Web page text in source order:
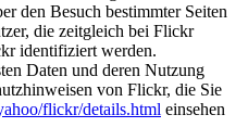
den Besuch bestimmter Seiten
die zeitgleich bei Flickr
identifiziert werden.
Daten und deren Nutzung
von Flickr, die Sie
flickr/details.html einsehen